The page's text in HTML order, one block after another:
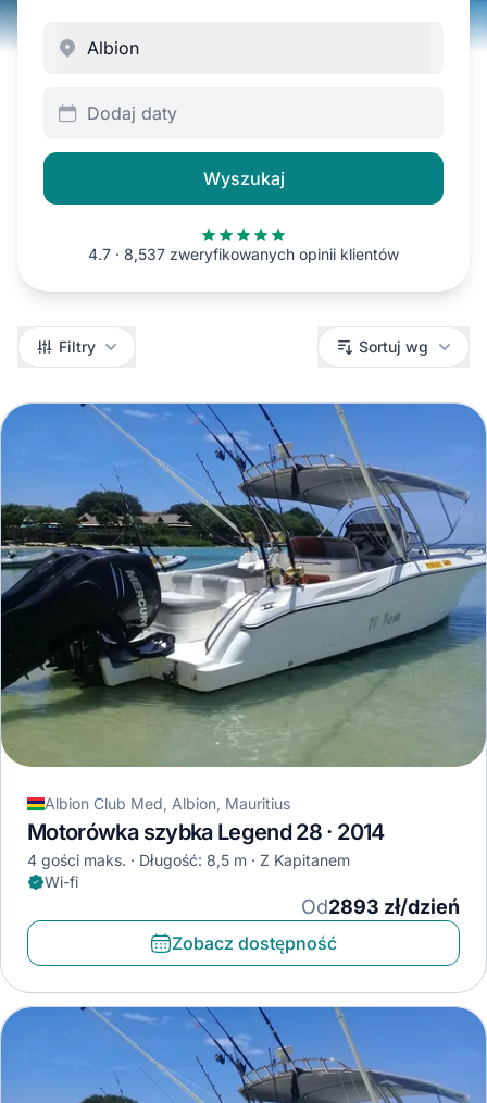
Dodaj daty
Wyszukaj
4.7 · 8,537 zweryfikowanych opinii klientów
Filtry Filtry Sortuj wg
Albion Club Med, Albion, Mauritius
Motorówka szybka Legend 28 · 2014
4 gości maks. Długość: 8,5 m
Z Kapitanem
Wi-fi
Od2893 zł/dzień
Zobacz dostępność